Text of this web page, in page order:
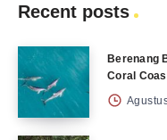
Recent posts
Berenang
Coral